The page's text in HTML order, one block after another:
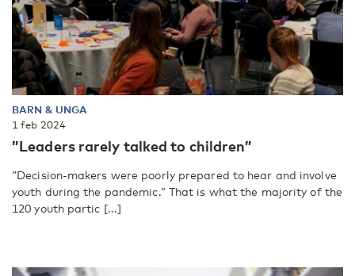
BARN & UNGA
1 feb 2024
”Leaders rarely talked to children”
“Decision-makers were poorly prepared to hear and involve
youth during the pandemic.” That is what the majority of the
120 youth partic [...]